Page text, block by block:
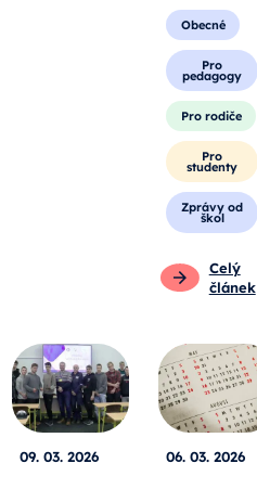
Obecné
Pro
pedagogy
Pro rodiče
Pro
studenty
Zprávy od
škol
Celý
článek
09. 03. 2026 06. 03. 2026